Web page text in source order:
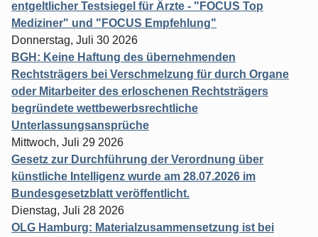
entgeltlicher Testsiegel für Ärzte - "FOCUS Top
Mediziner" und "FOCUS Empfehlung"
Donnerstag, Juli 30 2026
BGH: Keine Haftung des übernehmenden
Rechtsträgers bei Verschmelzung für durch Organe
oder Mitarbeiter des erloschenen Rechtsträgers
begründete wettbewerbsrechtliche
Unterlassungsansprüche
Mittwoch, Juli 29 2026
Gesetz zur Durchführung der Verordnung über
künstliche Intelligenz wurde am 28.07.2026 im
Bundesgesetzblatt veröffentlicht.
Dienstag, Juli 28 2026
OLG Hamburg: Materialzusammensetzung ist bei